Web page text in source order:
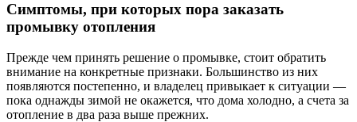
Симптомы, при которых пора заказать
промывку отопления
Прежде чем принять решение о промывке, стоит обратить
внимание на конкретные признаки. Большинство из них
появляются постепенно, и владелец привыкает к ситуации —
пока однажды зимой не окажется, что дома холодно, а счета за
отопление в два раза выше прежних.